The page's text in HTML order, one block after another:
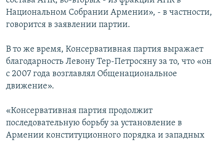
Все сайты Радио Азатутюн
Национальном Собрании Армении», - в частности,
говорится в заявлении партии.
В то же время, Консервативная партия выражает
благодарность Левону Тер-Петросяну за то, что «он
с 2007 года возглавлял Общенациональное
движение».
«Консервативная партия продолжит
последовательную борьбу за установление в
Армении конституционного порядка и западных